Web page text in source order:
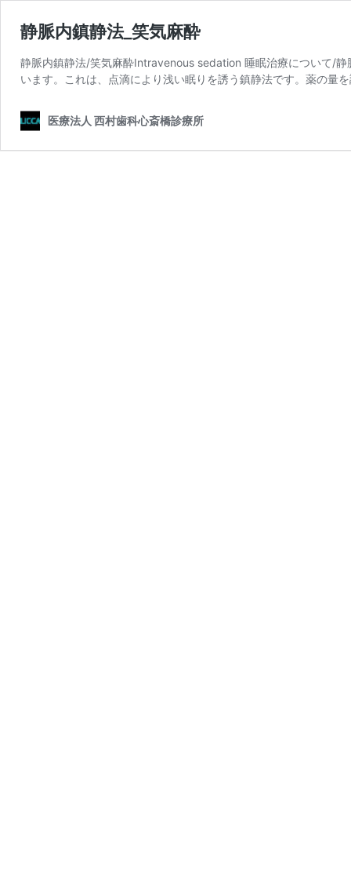
静脈内鎮静法_笑気麻酔
静脈内鎮静法/笑気麻酔Intravenous sedation 睡眠治療について/
います。これは、点滴により浅い眠りを誘う鎮静法です。薬の量
医療法人 西村歯科心斎橋診療所